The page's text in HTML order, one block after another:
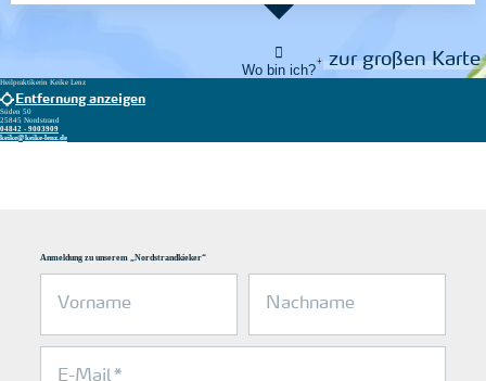
Wo bin ich? zur großen Karte
Heilpraktikerin Keike Lenz
Entfernung anzeigen
Süden 50
25845 Nordstrand
04842 - 9003909
keike@keike-lenz.de
Anmeldung zu unserem „Nordstrandkieker“